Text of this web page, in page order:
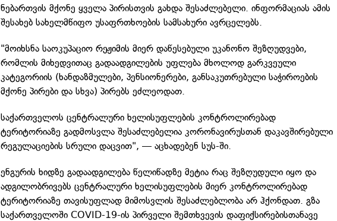
ნებართვის მქონე ყველა პირისთვის გახდა შესაძლებელი. ინფორმაციას ამის
შესახებ სახელმწიფო უსაფრთხოების სამსახური ავრცელებს.
"მოიხსნა საოკუპაციო რეჟიმის მიერ დაწესებული უკანონო შეზღუდვები,
რომლის მიხედვითაც გადაადგილების უფლება მხოლოდ გარკვეული
კატეგორიის (ხანდაზმულები, პენსიონერები, განსაკუთრებული საჭიროების
მქონე პირები და სხვა) პირებს ეძლეოდათ.
საქართველოს ცენტრალური ხელისუფლების კონტროლირებად
ტერიტორიაზე გადმოსვლა შესაძლებელია კორონავირუსთან დაკავშირებული
რეგულაციების სრული დაცვით", — აცხადებენ სუს-ში.
ენგურის ხიდზე გადაადგილება წელიწადზე მეტია რაც შეზღუდული იყო და
ადგილობრივებს ცენტრალური ხელისუფლების მიერ კონტროლირებად
ტერიტორიაზე თავისუფლად მიმოსვლის შესაძლებლობა არ ჰქონდათ. გზა
საქართველოში COVID-19-ის პირველი შემთხვევის დაფიქსირებისთანავე